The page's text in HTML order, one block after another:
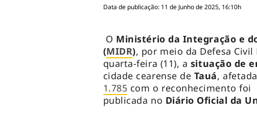
Data de publicação: 11 de Junho de 2025, 16:10h
O Ministério da Integração e
(MIDR), por meio da Defesa
quarta-feira (11), a situação de
cidade cearense de Tauá,
1.785 com o reconhecimento foi
publicada no Diário Oficial da